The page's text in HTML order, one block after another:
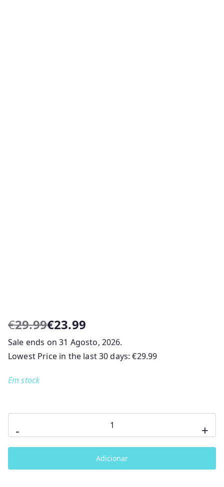
€29.99
O
p
r
ç
r
n
€23.99
O
p
r
ç
t
é
Sale ends on 31 Agosto, 2026.
Lowest Price in the last 30 days:€29.99
Em stock
-
de
Golfinho
+
Adicionar